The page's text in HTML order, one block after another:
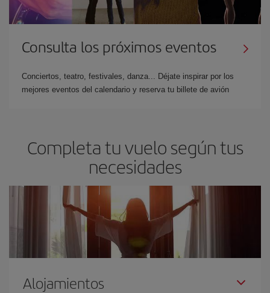
Consulta los próximos eventos
Conciertos, teatro, festivales, danza... Déjate inspirar por los
mejores eventos del calendario y reserva tu billete de avión
Completa tu vuelo según tus
necesidades
Alojamientos